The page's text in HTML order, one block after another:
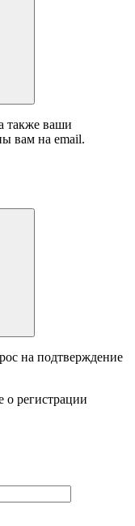
также ваши
вам на email.
на подтверждение
регистрации